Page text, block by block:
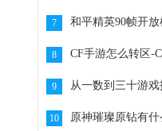
7 和平精英90帧开
8 CF手游怎么转区-
9 从一数到三十游戏
10
原神璀璨原钻有什